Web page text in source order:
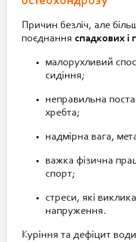
Причин безліч, але
поєднання спадкових і
малорухливий
сидіння;
неправильна
хребта;
надмірна вага,
важка фізична
спорт;
стреси, які
напруження.
Куріння та дефіцит